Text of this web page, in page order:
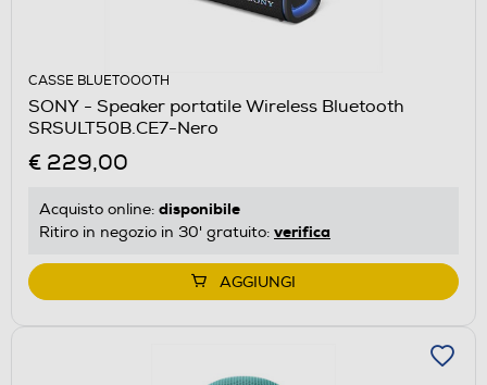
CASSE BLUETOOOTH
SONY - Speaker portatile Wireless Bluetooth
SRSULT50B.CE7-Nero
€ 229,00
Acquisto online: disponibile
Ritiro in negozio in 30' gratuito: verifica
AGGIUNGI